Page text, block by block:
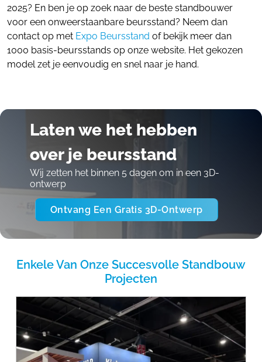
2025? En ben je op zoek naar de beste standbouwer
voor een onweerstaanbare beursstand? Neem dan
contact op met Expo Beursstand of bekijk meer dan
1000 basis-beursstands op onze website. Het gekozen
model zet je eenvoudig en snel naar je hand.
Laten we het hebben
over je beursstand
Wij zetten het binnen 5 dagen om in een 3D-
ontwerp
Ontvang Een Gratis 3D-Ontwerp
Enkele Van Onze Succesvolle Standbouw
Projecten